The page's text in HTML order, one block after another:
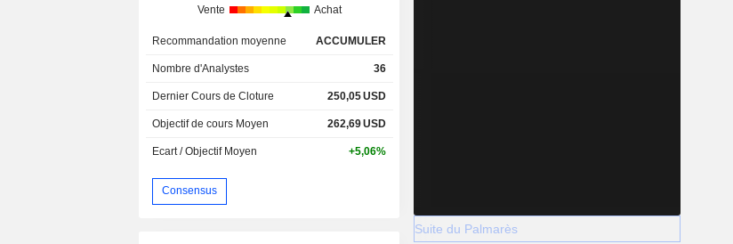
Vente Achat
Recommandation moyenne ACCUMULER
Nombre d'Analystes 36
Dernier Cours de Cloture 250,05USD
Objectif de cours Moyen 262,69USD
Ecart / Objectif Moyen +5,06%
Consensus
Suite du Palmarès